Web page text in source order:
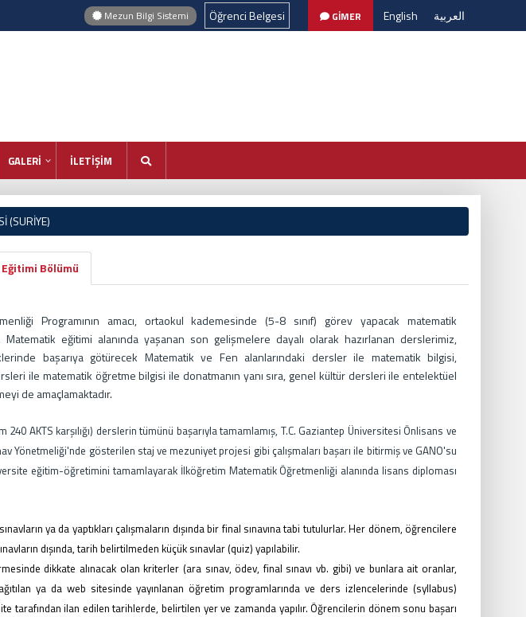
Öğrenci Belgesi
Mezun Bilgi Sistemi GİMER English العربية
GALERİ İLETİŞİM
(SURİYE)
Bölümü
Programının amacı, ortaokul kademesinde (5-8 sınıf) görev yapacak matematik
eğitimi alanında yaşanan son gelişmelere dayalı olarak hazırlanan derslerimiz,
başarıya götürecek Matematik ve Fen alanlarındaki dersler ile matematik bilgisi,
ile matematik öğretme bilgisi ile donatmanın yanı sıra, genel kültür dersleri ile entelektüel
de amaçlamaktadır.
AKTS karşılığı) derslerin tümünü başarıyla tamamlamış, T.C. Gaziantep Üniversitesi Önlisans ve
Yönetmeliği'nde gösterilen staj ve mezuniyet projesi gibi çalışmaları başarı ile bitirmiş ve GANO'su
eğitim-öğretimini tamamlayarakİlköğretim Matematik Öğretmenliği alanında lisans diploması
ya da yaptıkları çalışmaların dışında bir final sınavına tabi tutulurlar. Her dönem, öğrencilere
dışında, tarih belirtilmeden küçük sınavlar (quiz) yapılabilir.
dikkate alınacak olan kriterler (ara sınav, ödev, final sınavı vb. gibi) ve bunlara ait oranlar,
ya da web sitesinde yayınlanan öğretim programlarında ve ders izlencelerinde (syllabus)
tarafından ilan edilen tarihlerde, belirtilen yer ve zamanda yapılır. Öğrencilerin dönem sonu başarı